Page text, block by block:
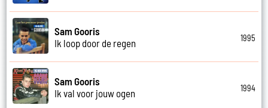
Sam Gooris
Ik loop door de regen
1995
Sam Gooris
Ik val voor jouw ogen
1994